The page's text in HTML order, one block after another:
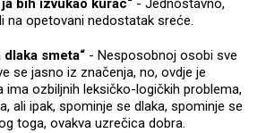
bih izvukao kurac“ - Jednostavno,
na opetovani nedostatak sreće.
smeta“ - Nesposobnoj osobi sve
se jasno iz značenja, no, ovdje je
ima ozbiljnih leksičko-logičkih problema,
ali ipak, spominje se dlaka, spominje se
toga, ovakva uzrečica dobra.